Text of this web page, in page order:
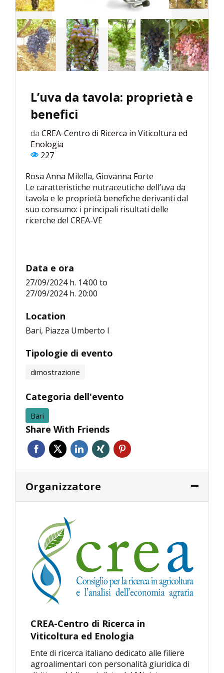
L’uva da tavola: proprietà e
benefici
da CREA-Centro di Ricerca in Viticoltura ed
Enologia
227
Rosa Anna Milella, Giovanna Forte
Le caratteristiche nutraceutiche dell’uva da
tavola e le proprietà benefiche derivanti dal
suo consumo: i principali risultati delle
ricerche del CREA-VE
Data e ora
27/09/2024 h. 14:00 to
27/09/2024 h. 20:00
Location
Bari, Piazza Umberto I
Tipologie di evento
dimostrazione
Categoria dell'evento
Bari
Share With Friends
Organizzatore
CREA-Centro di Ricerca in
Viticoltura ed Enologia
Ente di ricerca italiano dedicato alle filiere
agroalimentari con personalità giuridica di